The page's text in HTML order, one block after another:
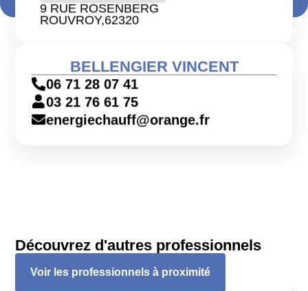
9 RUE ROSENBERG
ROUVROY,62320
BELLENGIER VINCENT
06 71 28 07 41
03 21 76 61 75
energiechauff@orange.fr
Découvrez d'autres professionnels
Voir les professionnels à proximité